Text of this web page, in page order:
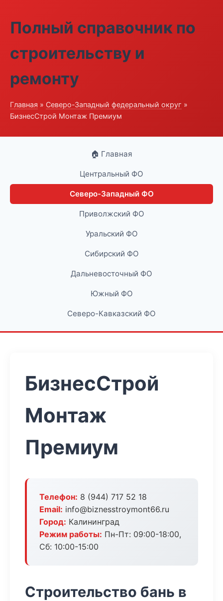
Полный справочник по
строительству и
ремонту
Главная » Северо-Западный федеральный округ »
БизнесСтрой Монтаж Премиум
🏠 Главная
Центральный ФО
Северо-Западный ФО
Приволжский ФО
Уральский ФО
Сибирский ФО
Дальневосточный ФО
Южный ФО
Северо-Кавказский ФО
БизнесСтрой
Монтаж
Премиум
Телефон: 8 (944) 717 52 18
Email: info@biznesstroymont66.ru
Город: Калининград
Режим работы: Пн-Пт: 09:00-18:00,
Сб: 10:00-15:00
Строительство бань в